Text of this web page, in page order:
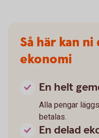
Så här kan
ekonomi
En helt
Alla pengar
betalas.
En delad